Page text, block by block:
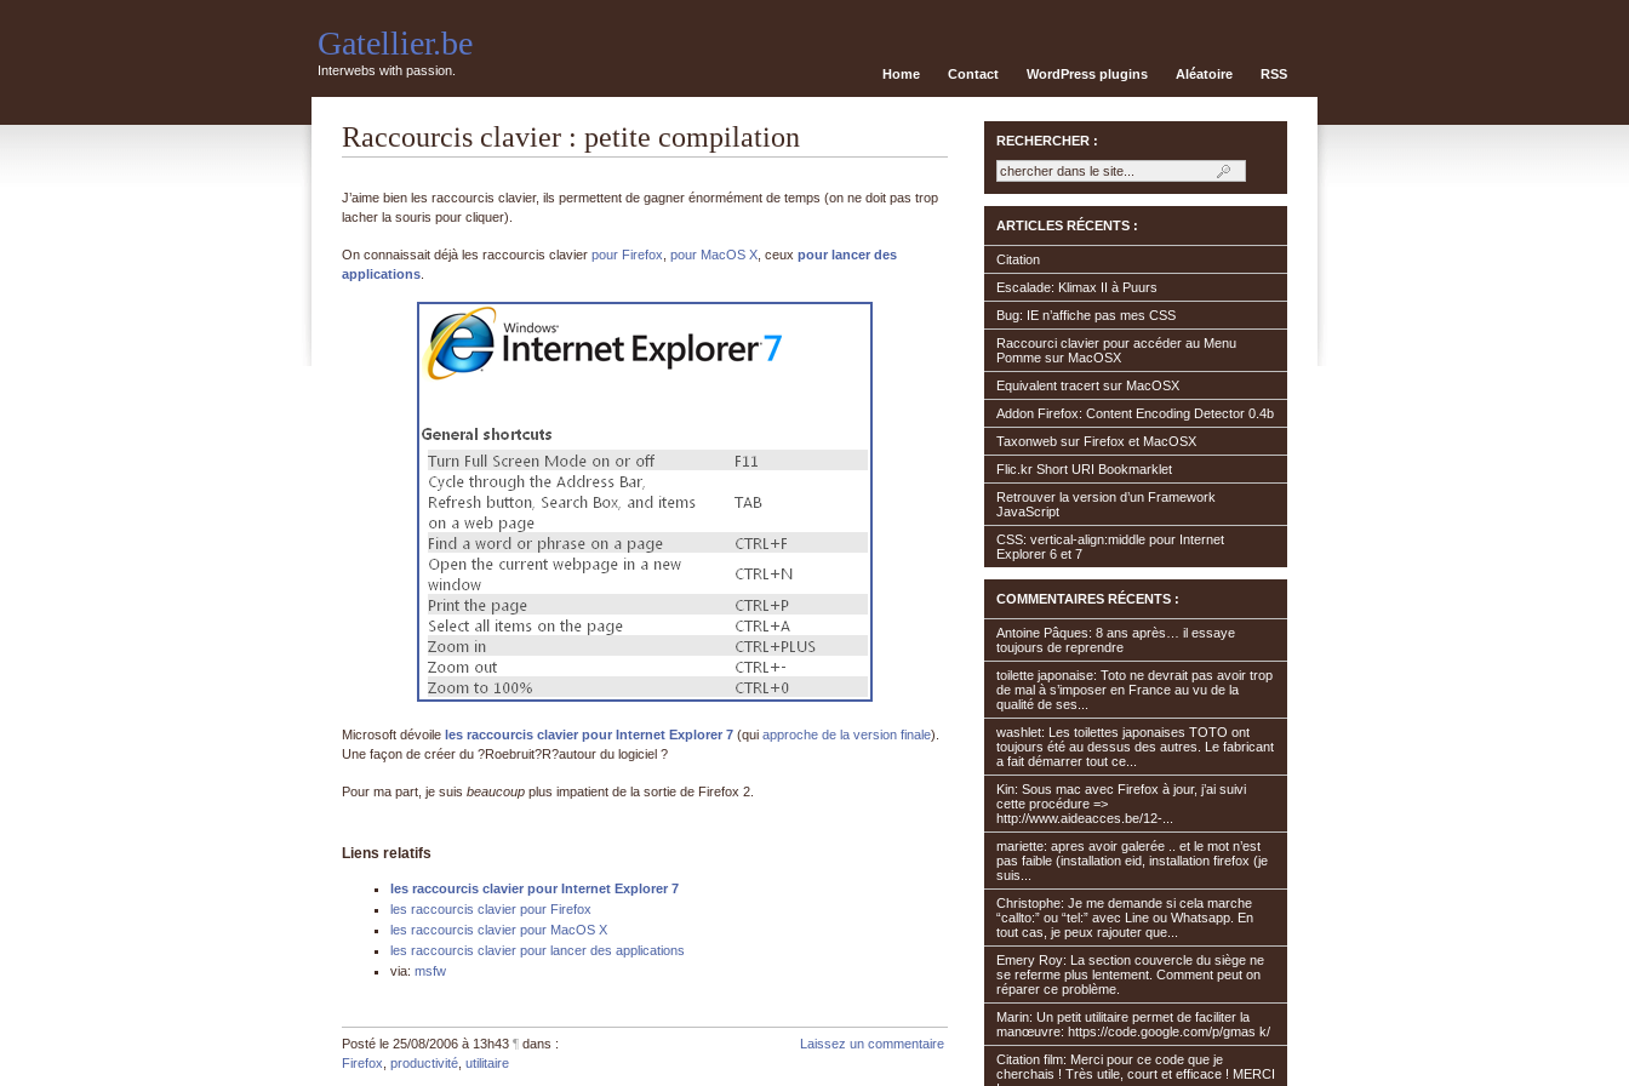
Gatellier.be
Interwebs with passion. Home Contact WordPress plugins Aléatoire RSS
Raccourcis clavier : petite compilation
J’aime bien les raccourcis clavier, ils permettent de gagner énormément de temps (on ne doit pas trop
lacher la souris pour cliquer).
On connaissait déjà les raccourcis clavier pour Firefox pour MacOS X , ceux pour lancer des
applications
Microsoft dévoile les raccourcis clavier pour Internet Explorer 7 (qui approche de la version finale).
Une façon de créer du ?Roebruit?R?autour du logiciel ?
Pour ma part, je suis beaucoup plus impatient de la sortie de Firefox 2.
Liens relatifs
les raccourcis clavier pour Internet Explorer 7
les raccourcis clavier pour Firefox
les raccourcis clavier pour MacOS X
les raccourcis clavier pour lancer des applications
via: msfw
Posté le 25/08/2006 à 13h43 ¶ dans :
Firefox productivité utilitaire
Laissez un commentaire
RECHERCHER :
ARTICLES RÉCENTS :
Citation
Escalade: Klimax II à Puurs
Bug: IE n’affiche pas mes CSS
Raccourci clavier pour accéder au Menu
Pomme sur MacOSX
Equivalent tracert sur MacOSX
Addon Firefox: Content Encoding Detector 0.4b
Taxonweb sur Firefox et MacOSX
Flic.kr Short URI Bookmarklet
Retrouver la version d’un Framework
JavaScript
CSS: vertical-align:middle pour Internet
Explorer 6 et 7
COMMENTAIRES RÉCENTS :
Antoine Pâques: 8 ans après… il essaye
toujours de reprendre
toilette japonaise: Toto ne devrait pas avoir trop
de mal à s’imposer en France au vu de la
qualité de ses...
washlet: Les toilettes japonaises TOTO ont
toujours été au dessus des autres. Le fabricant
a fait démarrer tout ce...
Kin: Sous mac avec Firefox à jour, j’ai suivi
cette procédure =>
http://www.aideacces.be/12-...
mariette: apres avoir galerée .. et le mot n’est
pas faible (installation eid, installation firefox (je
suis...
Christophe: Je me demande si cela marche
“callto:” ou “tel:” avec Line ou Whatsapp. En
tout cas, je peux rajouter que...
Emery Roy: La section couvercle du siège ne
se referme plus lentement. Comment peut on
réparer ce problème.
Marin: Un petit utilitaire permet de faciliter la
manœuvre: https://code.google.com/p/gmas k/
Citation film: Merci pour ce code que je
cherchais ! Très utile, court et efficace ! MERCI